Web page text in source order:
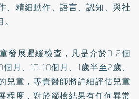
、精細動作、語言、認知、與社
發展遲緩檢查，凡是介於0-2個
月、10-18個月、1歲半至2歲、
兒童，專責醫師將詳細評估兒童
程度，對於篩檢結果有任何異常